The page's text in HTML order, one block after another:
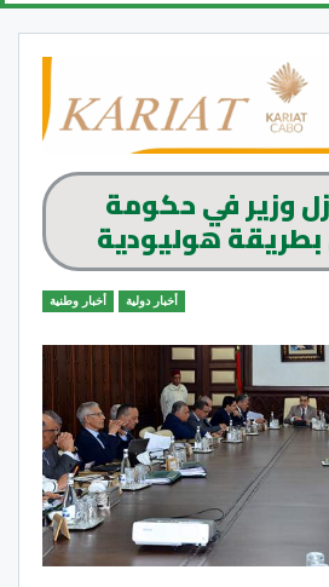
وزير في حكومة
بطريقة هوليودية
أخبار دولية أخبار وطنية